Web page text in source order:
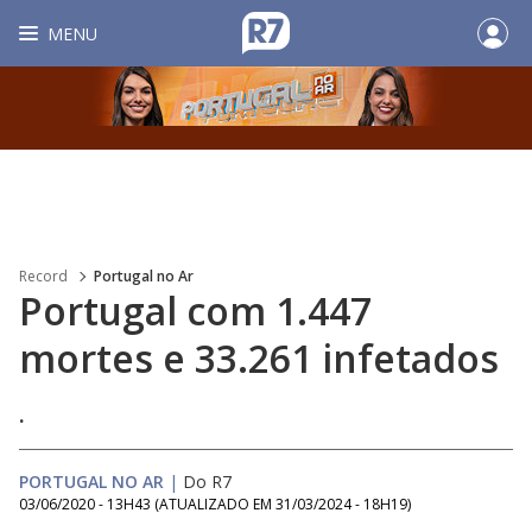
MENU
Record Portugal no Ar
Portugal com 1.447
mortes e 33.261 infetados
.
PORTUGAL NO AR | Do R7
03/06/2020 - 13H43 (ATUALIZADO EM 31/03/2024 - 18H19)